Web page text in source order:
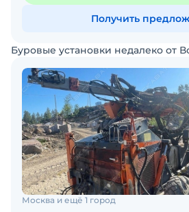
Получить
Буровые установки недалеко от
Москва и ещё 1 город